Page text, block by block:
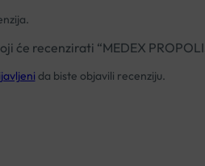
će recenzirati “MEDEX
da biste objavili recenziju.